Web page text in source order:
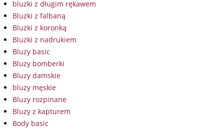
bluzki z długim rękawem
Bluzki z falbaną
Bluzki z koronką
Bluzki z nadrukiem
Bluzy basic
Bluzy bomberki
Bluzy damskie
bluzy męskie
Bluzy rozpinane
Bluzy z kapturem
Body basic